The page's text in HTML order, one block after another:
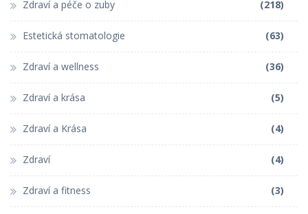
Zdraví a péče o zuby (218)
Estetická stomatologie (63)
Zdraví a wellness (36)
Zdraví a krása (5)
Zdraví a Krása (4)
Zdraví (4)
Zdraví a fitness (3)